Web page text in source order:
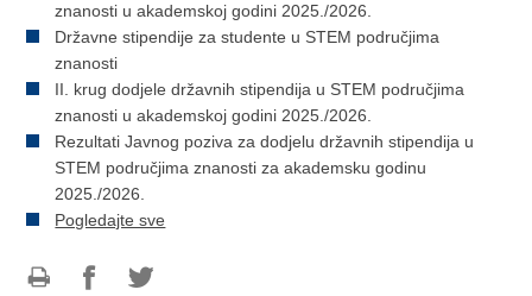
znanosti u akademskoj godini 2025./2026.
Državne stipendije za studente u STEM područjima
znanosti
II. krug dodjele državnih stipendija u STEM područjima
znanosti u akademskoj godini 2025./2026.
Rezultati Javnog poziva za dodjelu državnih stipendija u
STEM područjima znanosti za akademsku godinu
2025./2026.
Pogledajte sve